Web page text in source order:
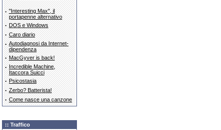
· ''Interesting Max'', il
portapenne alternativo
· DOS e Windows
· Caro diario
· Autodiagnosi da Internet-
dipendenza
· MacGyver is back!
· Incredible Machine,
Itaccora Suicci
· Psicostasia
· Zerbo? Batterista!
· Come nasce una canzone
:: Traffico